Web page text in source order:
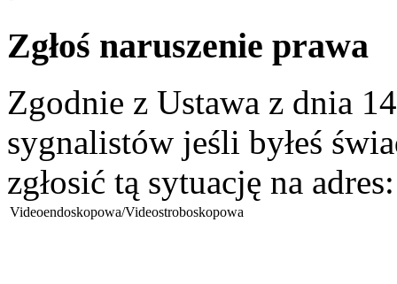
Zgłoś naruszenie prawa
Zgodnie z Ustawa z dnia
sygnalistów jeśli byłeś
zgłosić tą sytuację na
Videoendoskopowa/Videostroboskopowa